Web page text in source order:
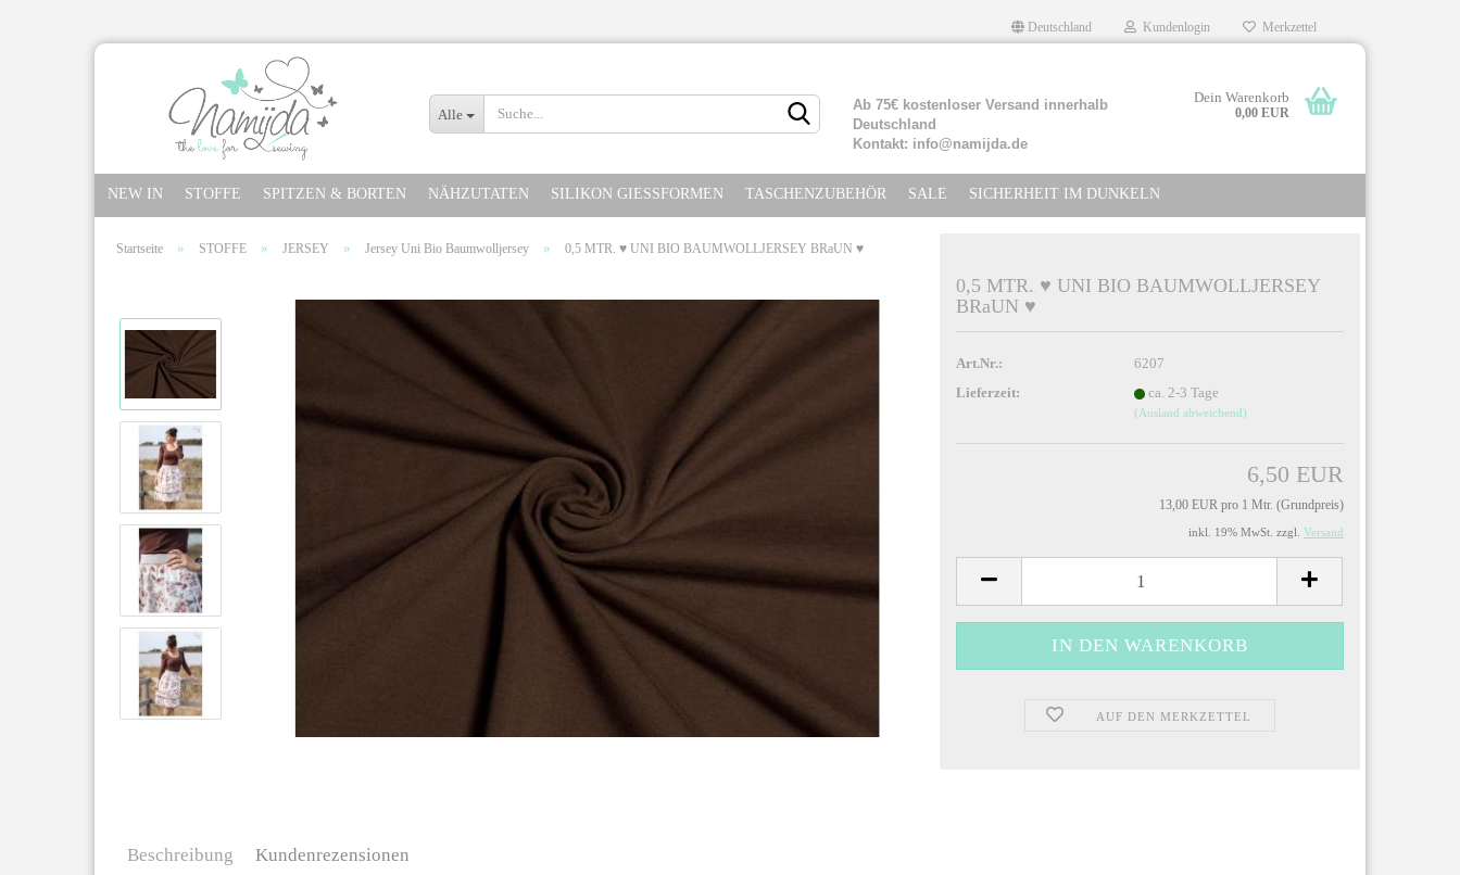
Deutschland Kundenlogin
Passwort vergessen?
Merkzettel
Alle
Ab 75€ kostenloser Versand innerhalb
Deutschland
Kontakt: info@namijda.de
Dein Warenkorb
0,00 EUR
NEW IN STOFFE SPITZEN & BORTEN NÄHZUTATEN SILIKON GIESSFORMEN TASCHENZUBEHÖR SALE SICHERHEIT IM DUNKELN
Startseite » STOFFE » JERSEY » Jersey Uni Bio Baumwolljersey » 0,5 MTR. ♥ UNI BIO BAUMWOLLJERSEY BRaUN ♥
0,5 MTR. ♥ UNI BIO BAUMWOLLJERSEY
BRaUN ♥
Art.Nr.:
6207
Lieferzeit:
ca. 2-3 Tage
(Ausland abweichend)
6,50 EUR
13,00 EUR pro 1 Mtr. (Grundpreis)
inkl. 19% MwSt. zzgl. Versand
AUF DEN MERKZETTEL
Beschreibung Kundenrezensionen